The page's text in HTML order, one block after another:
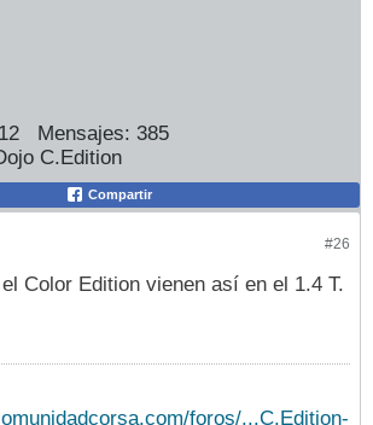
Mensajes: 385
C.Edition
Compartir
#26
Color Edition vienen así en el 1.4 T.
foros/...C.Edition-